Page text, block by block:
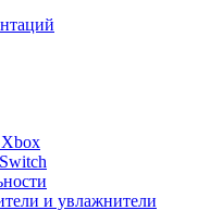
и увлажнители